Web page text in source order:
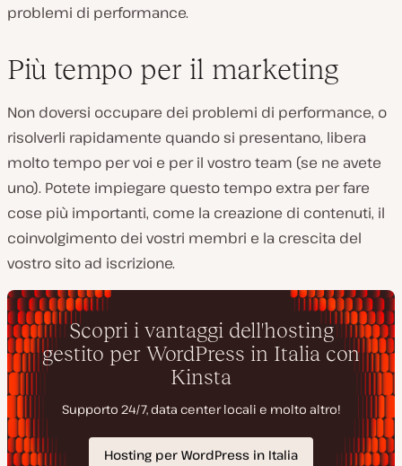
problemi di performance.
Più tempo per il marketing
Non doversi occupare dei problemi di performance, o
risolverli rapidamente quando si presentano, libera
molto tempo per voi e per il vostro team (se ne avete
uno). Potete impiegare questo tempo extra per fare
cose più importanti, come la creazione di contenuti, il
coinvolgimento dei vostri membri e la crescita del
vostro sito ad iscrizione.